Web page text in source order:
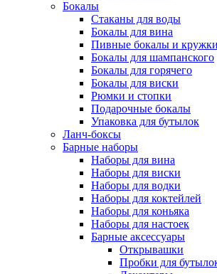
Бокалы
Стаканы для воды
Бокалы для вина
Пивные бокалы и кружки
Бокалы для шампанского
Бокалы для горячего
Бокалы для виски
Рюмки и стопки
Подарочные бокалы
Упаковка для бутылок
Ланч-боксы
Барные наборы
Наборы для вина
Наборы для виски
Наборы для водки
Наборы для коктейлей
Наборы для коньяка
Наборы для настоек
Барные аксессуары
Открывашки
Пробки для